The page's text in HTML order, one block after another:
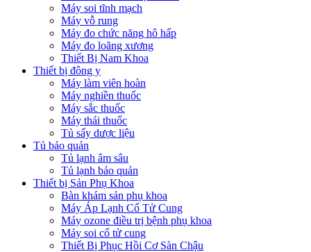
Máy soi tĩnh mạch
Máy vỗ rung
Máy đo chức năng hô hấp
Máy đo loãng xương
Thiết Bị Nam Khoa
Thiết bị đông y
Máy làm viên hoàn
Máy nghiền thuốc
Máy sắc thuốc
Máy thái thuốc
Tủ sấy dược liệu
Tủ bảo quản
Tủ lạnh âm sâu
Tủ lạnh bảo quản
Thiết bị Sản Phụ Khoa
Bàn khám sản phụ khoa
Máy Áp Lạnh Cổ Tử Cung
Máy ozone điều trị bệnh phụ khoa
Máy soi cổ tử cung
Thiết Bị Phục Hồi Cơ Sàn Chậu